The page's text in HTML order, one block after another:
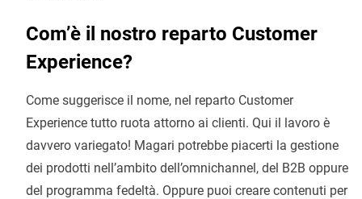
Com’è il nostro reparto Customer
Experience?
Come suggerisce il nome, nel reparto Customer
Experience tutto ruota attorno ai clienti. Qui il lavoro è
davvero variegato! Magari potrebbe piacerti la gestione
dei prodotti nell’ambito dell’omnichannel, del B2B oppure
del programma fedeltà. Oppure puoi creare contenuti per